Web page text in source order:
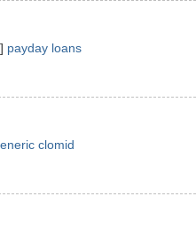
payday loans
clomid